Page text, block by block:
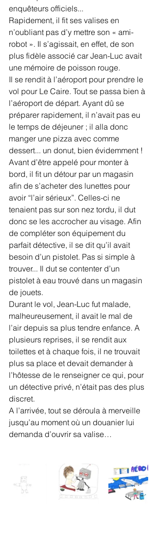
enquêteurs officiels...
Rapidement, il fit ses valises en
n’oubliant pas d’y mettre son « ami-
robot ». Il s’agissait, en effet, de son
plus fidèle associé car Jean-Luc avait
une mémoire de poisson rouge.
Il se rendit à l’aéroport pour prendre le
vol pour Le Caire. Tout se passa bien à
l’aéroport de départ. Ayant dû se
préparer rapidement, il n’avait pas eu
le temps de déjeuner ; il alla donc
manger une pizza avec comme
dessert... un donut, bien évidemment !
Avant d’être appelé pour monter à
bord, il fit un détour par un magasin
afin de s’acheter des lunettes pour
avoir “l’air sérieux”. Celles-ci ne
tenaient pas sur son nez tordu, il dut
donc se les accrocher au visage. Afin
de compléter son équipement du
parfait détective, il se dit qu’il avait
besoin d’un pistolet. Pas si simple à
trouver... Il dut se contenter d’un
pistolet à eau trouvé dans un magasin
de jouets.
Durant le vol, Jean-Luc fut malade,
malheureusement, il avait le mal de
l’air depuis sa plus tendre enfance. A
plusieurs reprises, il se rendit aux
toilettes et à chaque fois, il ne trouvait
plus sa place et devait demander à
l’hôtesse de le renseigner ce qui, pour
un détective privé, n’était pas des plus
discret.
A l’arrivée, tout se déroula à merveille
jusqu’au moment où un douanier lui
demanda d’ouvrir sa valise…